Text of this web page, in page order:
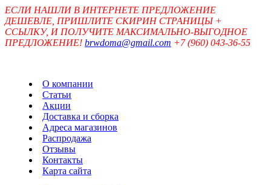
ЕСЛИ НАШЛИ В ИНТЕРНЕТЕ ПРЕДЛОЖЕНИЕ
ДЕШЕВЛЕ, ПРИШЛИТЕ СКИРИН СТРАНИЦЫ +
ССЫЛКУ, И ПОЛУЧИТЕ МАКСИМАЛЬНО-ВЫГОДНОЕ
ПРЕДЛОЖЕНИЕ! brwdoma@gmail.com +7 (960) 043-36-55
О компании
Статьи
Акции
Доставка и сборка
Адреса магазинов
Распродажа
Отзывы
Контакты
Карта сайта